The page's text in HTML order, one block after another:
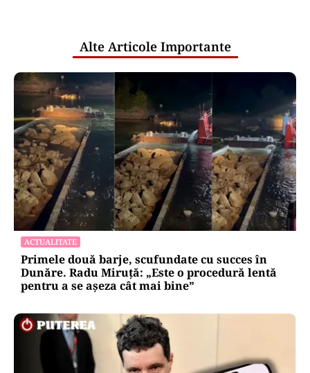
Alte Articole Importante
ACTUALITATE
Primele două barje, scufundate cu succes în
Dunăre. Radu Miruță: „Este o procedură lentă
pentru a se așeza cât mai bine”